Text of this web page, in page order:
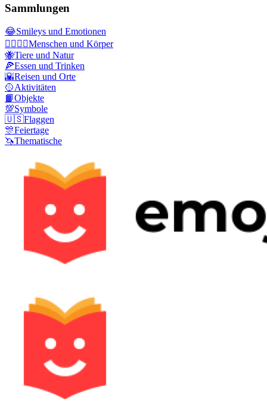
Sammlungen
😂Smileys und Emotionen
👩‍❤️‍💋‍👨Menschen und Körper
🐝Tiere und Natur
🍕Essen und Trinken
🌇Reisen und Orte
🥎Aktivitäten
📙Objekte
💯Symbole
🇺🇸Flaggen
🎊Feiertage
🦄Thematische